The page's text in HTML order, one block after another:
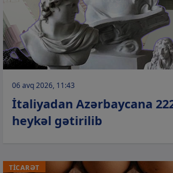
06 avq 2026, 11:43
İtaliyadan Azərbaycana
heykəl gətirilib
TİCARƏT